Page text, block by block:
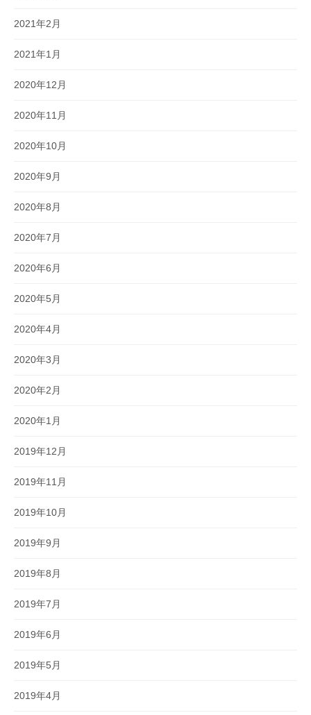
2021年2月
2021年1月
2020年12月
2020年11月
2020年10月
2020年9月
2020年8月
2020年7月
2020年6月
2020年5月
2020年4月
2020年3月
2020年2月
2020年1月
2019年12月
2019年11月
2019年10月
2019年9月
2019年8月
2019年7月
2019年6月
2019年5月
2019年4月